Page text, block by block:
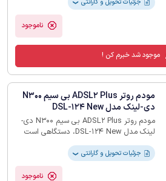
50Mbps است.
❯
ناموجود
موجود شد خبرم کن !
مودم روتر ADSL2 Plus بی سیم N300
دی-لینک مدل DSL-124 New
مودم روتر ADSL2 Plus بی سیم N300 دی-
لینک مدل DSL-124 New، دستگاهی است
کند و دارای چندین پورت است که به هرکدام
یک کابل LAN متصل شده است. و یکی از
برترین شرکت های این زمینه محسوب می
جزئیات تحویل و گارانتی ❯
ناموجود